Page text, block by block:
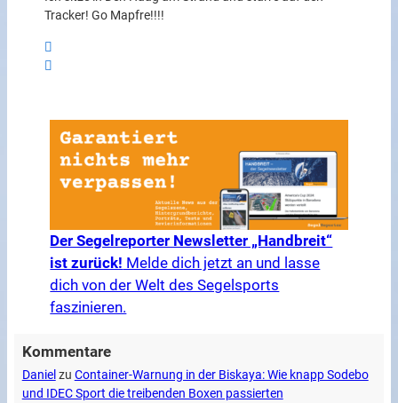
Tracker! Go Mapfre!!!!
Der Segelreporter Newsletter „Handbreit“
ist zurück! Melde dich jetzt an und lasse
dich von der Welt des Segelsports
faszinieren.
Kommentare
Danielzu Container-Warnung in der Biskaya: Wie knapp Sodebo
und IDEC Sport die treibenden Boxen passierten